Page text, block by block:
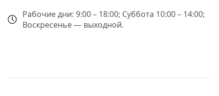
Рабочие дни: 9:00 – 18:00; Суббота 10:00 – 14:00;
Воскресенье — выходной.